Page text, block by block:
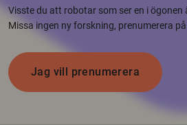
Visste du att robotar som ser en i
Missa ingen ny forskning, prenumerera
Jag vill prenumerera